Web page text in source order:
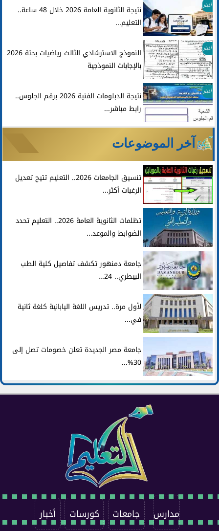
أخبار
نتيجة الثانوية العامة 2026 خلال 48 ساعة..
التعليم...
أخبار
النموذج الاسترشادي الثالث رياضيات بحتة 2026
بالإجابات النموذجية
أخبار
نتيجة الدبلومات الفنية 2026 برقم الجلوس..
رابط مباشر...
آخر الموضوعات
تنسيق الجامعات 2026.. التعليم تتيح تعديل
الرغبات أكثر...
تظلمات الثانوية العامة 2026.. التعليم تحدد
الضوابط والموعد...
جامعة دمنهور تكشف تفاصيل كلية الطب
البيطري.. 24...
لأول مرة.. تدريس اللغة اليابانية كلغة ثانية
في...
جامعة مصر الجديدة تعلن خصومات تصل إلى
30%...
مدارس جامعات كورسات أخبار